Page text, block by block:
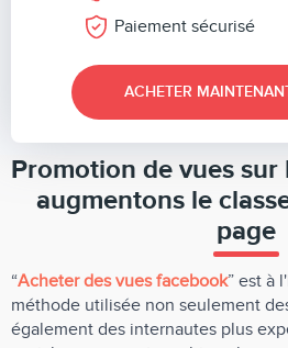
Paiement sécurisé
ACHETER
Promotion de vues sur
augmentons le
page
“Acheter des vues facebook” est à
méthode utilisée non seulement
également des internautes plus